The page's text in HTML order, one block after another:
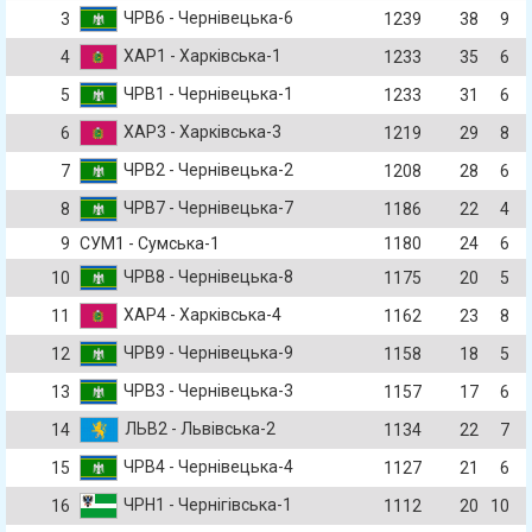
3
ЧРВ6 - Чернівецька-6 1239 38
9
4
ХАР1 - Харківська-1 1233 35
6
5
ЧРВ1 - Чернівецька-1 1233 31
6
6
ХАР3 - Харківська-3 1219 29
8
7
ЧРВ2 - Чернівецька-2 1208 28
6
8
ЧРВ7 - Чернівецька-7 1186 22
4
9 СУМ1 - Сумська-1 1180 24
6
10
ЧРВ8 - Чернівецька-8 1175 20
5
11
ХАР4 - Харківська-4 1162 23
8
12
ЧРВ9 - Чернівецька-9 1158 18
5
13
ЧРВ3 - Чернівецька-3 1157 17
6
14
ЛЬВ2 - Львівська-2 1134 22
7
15
ЧРВ4 - Чернівецька-4 1127 21
6
16
ЧРН1 - Чернігівська-1 1112 20
10